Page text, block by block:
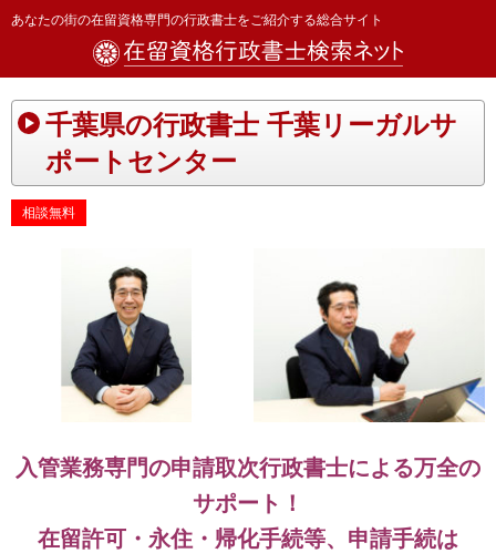
あなたの街の在留資格専門の行政書士をご紹介する総合サイト
千葉県の行政書士 千葉リーガルサ
ポートセンター
相談無料
入管業務専門の申請取次行政書士による万全の
サポート！
在留許可・永住・帰化手続等、申請手続は